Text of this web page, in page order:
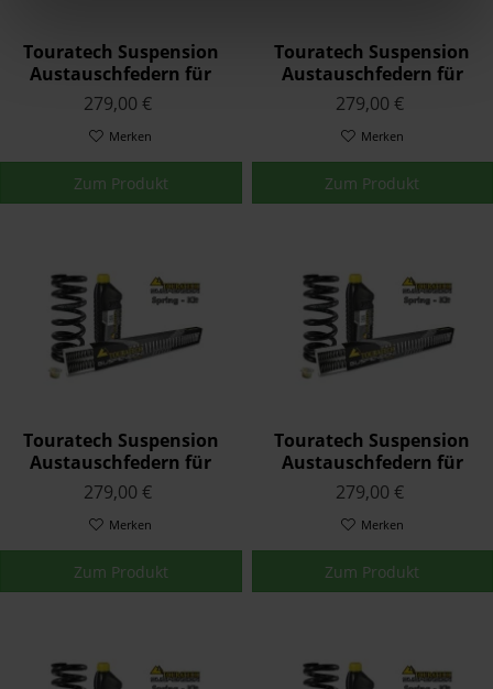
Touratech Suspension
Austauschfedern für
Yamaha YZF 600
THUNDERCAT 2001 -
279,00 €
Merken
Zum Produkt
Touratech Suspension
Austauschfedern für
Yamaha YZF 750 R 1993 -
279,00 €
Merken
Zum Produkt
Touratech Suspension
Austauschfedern für
Yamaha YZF 600
THUNDERCAT 1994 - 2001
279,00 €
Merken
Zum Produkt
Touratech Suspension
Austauschfedern für
Yamaha YZF 600
THUNDERCAT 1995 - 2001
279,00 €
Merken
Zum Produkt